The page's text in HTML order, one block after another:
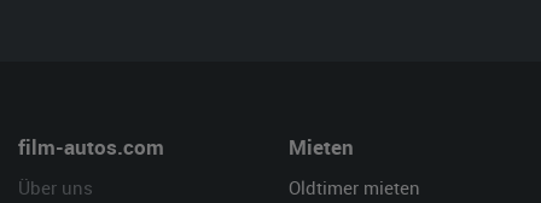
film-autos.com
Über uns
Mieten
Oldtimer mieten